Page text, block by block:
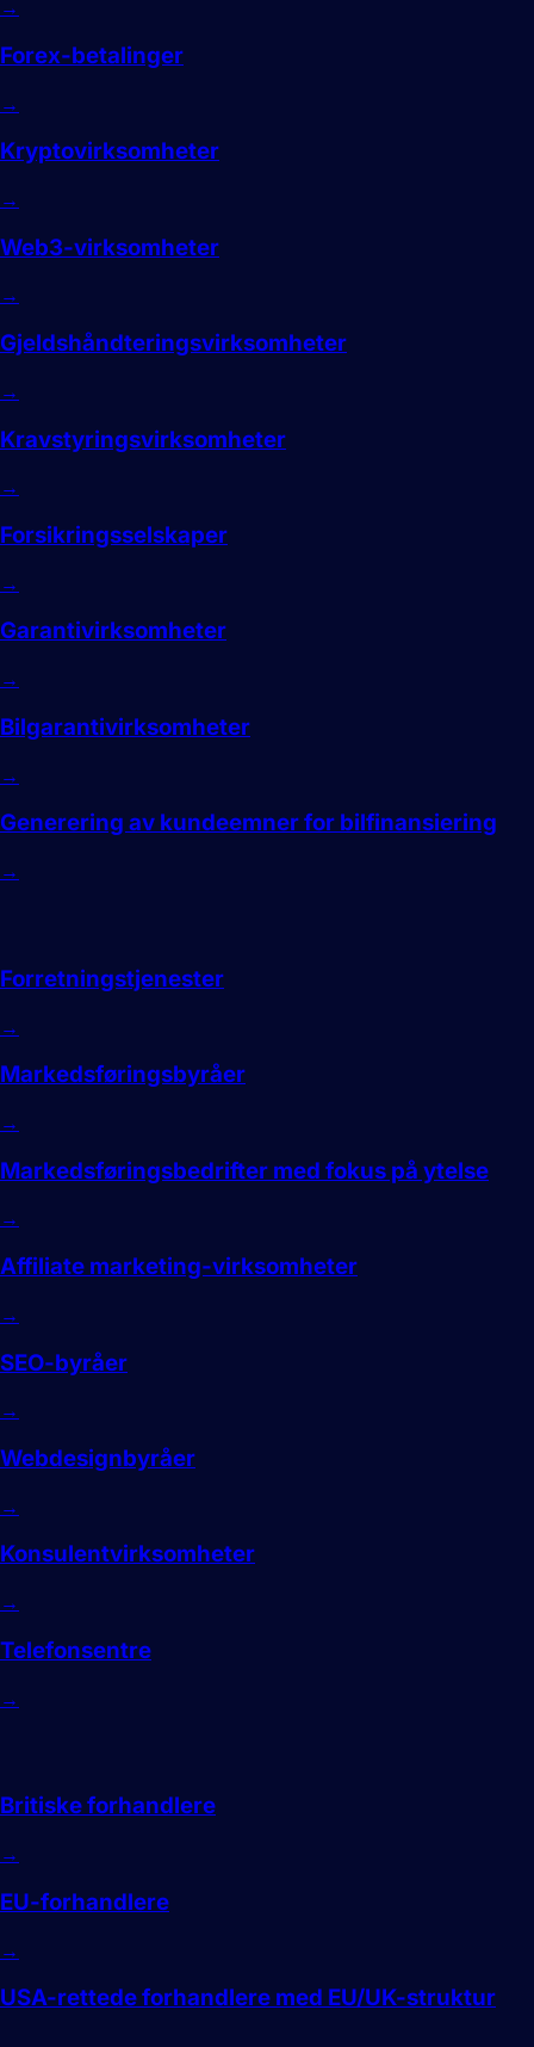
→
Forex-betalinger
→
Kryptovirksomheter
→
Web3-virksomheter
→
Gjeldshåndteringsvirksomheter
→
Kravstyringsvirksomheter
→
Forsikringsselskaper
→
Garantivirksomheter
→
Bilgarantivirksomheter
→
Generering av kundeemner for bilfinansiering
→
Forretningstjenester
→
Markedsføringsbyråer
→
Markedsføringsbedrifter med fokus på ytelse
→
Affiliate marketing-virksomheter
→
SEO-byråer
→
Webdesignbyråer
→
Konsulentvirksomheter
→
Telefonsentre
→
Britiske forhandlere
→
EU-forhandlere
→
USA-rettede forhandlere med EU/UK-struktur